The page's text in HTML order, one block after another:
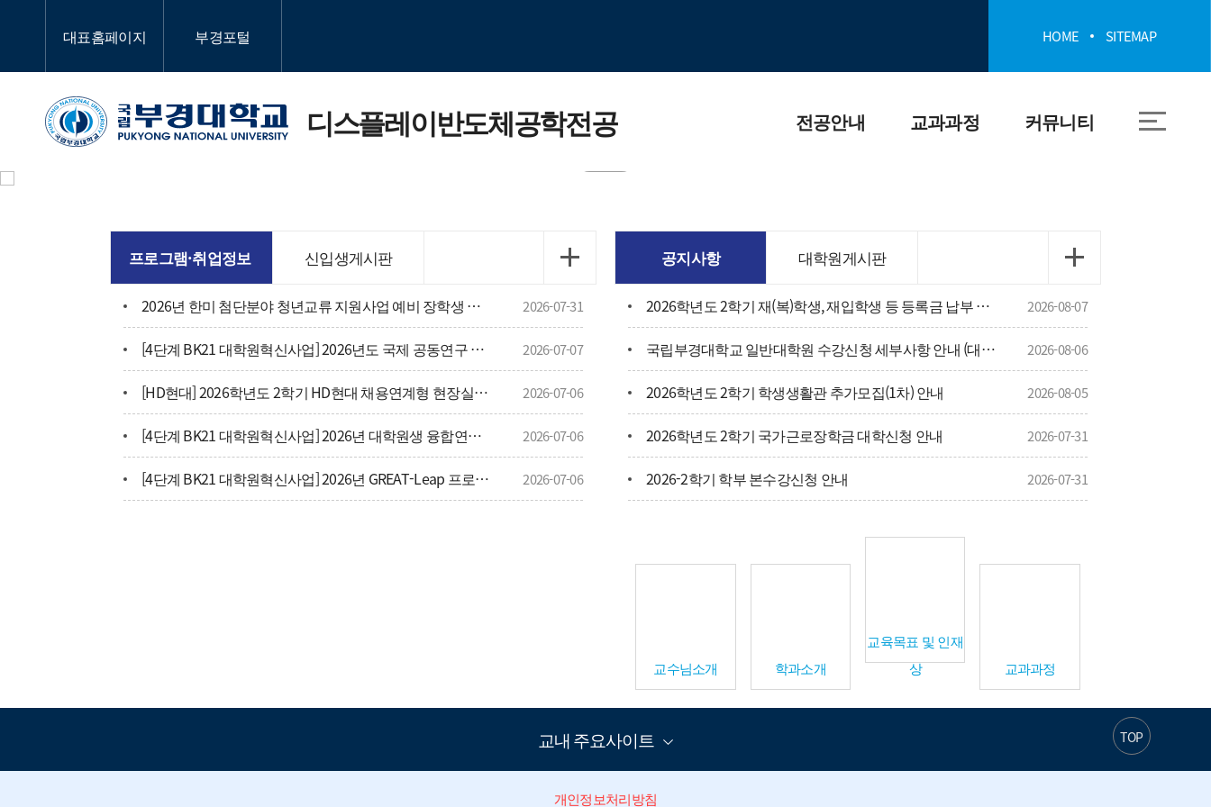
대표홈페이지 부경포털 HOME SITEMAP
디스플레이반도체공학전공 전공안내
PKNU 2030 4R
교수님소개
전공보유장비
가족회사
오시는길
교과과정
교과목 역량 매핑
커뮤니티
프로그램·취업정보
양식게시판
대학원게시판
프로그램·취업정보 신입생게시판
2026년 한미 첨단분야 청년교류 지원사업 예비 장학생 선발 안내 2026-07-31
[4단계 BK21 대학원혁신사업] 2026년도 국제 공동연구 지원사업 신청 안내 2026-07-07
[HD현대] 2026학년도 2학기 HD현대 채용연계형 현장실습학기제 모집 2026-07-06
[4단계 BK21 대학원혁신사업] 2026년 대학원생 융합연구 프로그램 신청안내(기간연장) 2026-07-06
[4단계 BK21 대학원혁신사업] 2026년 GREAT-Leap 프로젝트 신청안내 2026-07-06
공지사항 대학원게시판
2026학년도 2학기 재(복)학생, 재입학생 등 등록금 납부 안내 2026-08-07
국립부경대학교 일반대학원 수강신청 세부사항 안내 (대이과목) 2026-08-06
2026학년도 2학기 학생생활관 추가모집(1차) 안내 2026-08-05
2026학년도 2학기 국가근로장학금 대학신청 안내 2026-07-31
2026-2학기 학부 본수강신청 안내 2026-07-31
교수님소개 학과소개
교육목표 및 인재
상
교과과정
TOP
교내 주요사이트
개인정보처리방침